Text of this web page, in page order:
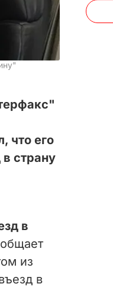
что его
страну
в
из
в